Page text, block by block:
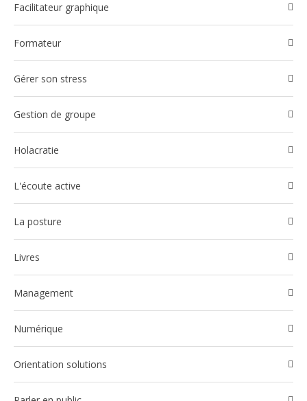
Facilitateur graphique
Formateur
Gérer son stress
Gestion de groupe
Holacratie
l'écoute active
La posture
Livres
Management
Numérique
Orientation solutions